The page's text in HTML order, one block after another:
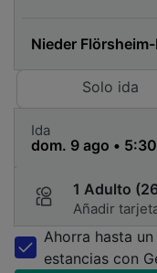
Solo ida
Ida
1 Adulto
Añadir
Ahorra hasta un
estancias con